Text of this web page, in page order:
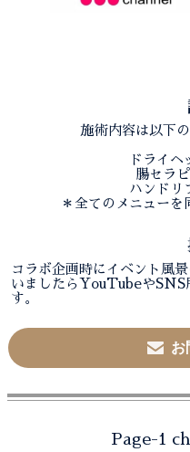
施術内容は以下
ドライヘ
腸セラ
ハンドリ
＊全てのメニューを
コラボ企画時にイベント風
いましたらYouTubeやSNS
す。
お
Page-1